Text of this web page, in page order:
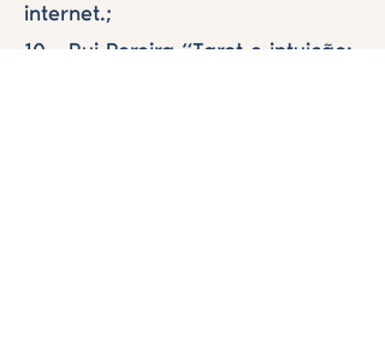
internet.;
10 - Rui Pereira “Tarot e intuição: